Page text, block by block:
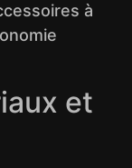
à
et